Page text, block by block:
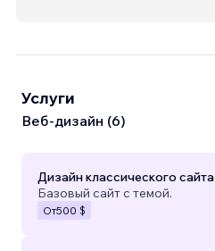
Услуги
Веб-дизайн (6)
Дизайн классического сайта
Базовый сайт с темой.
От500 $